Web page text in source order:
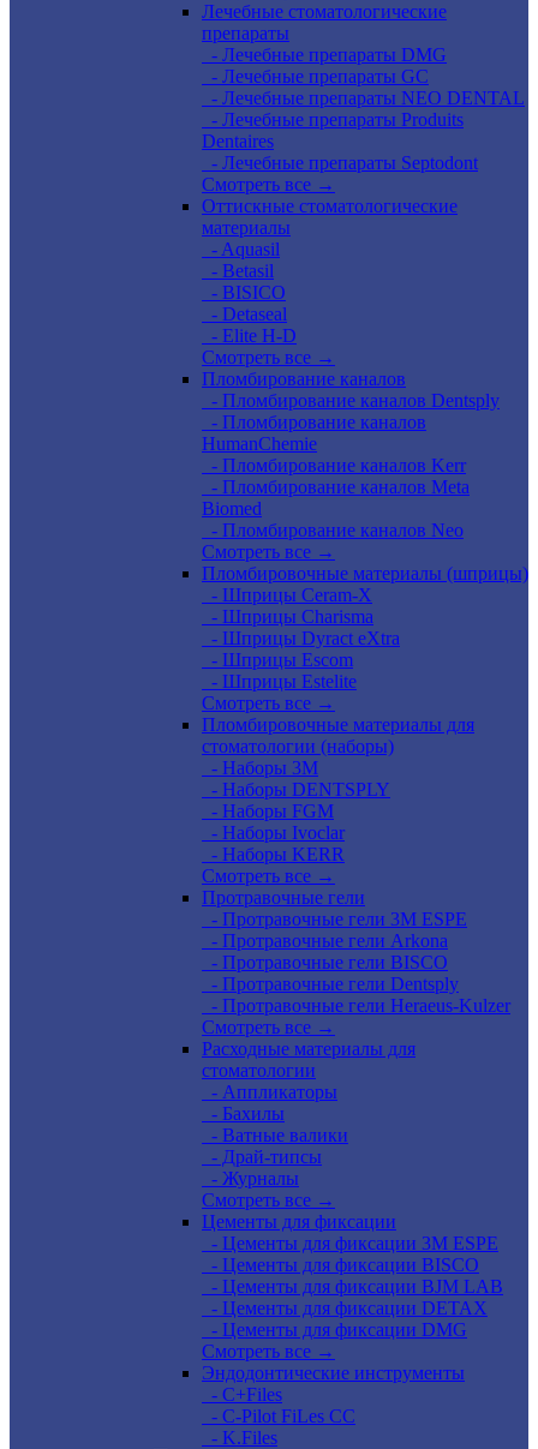
Лечебные стоматологические
препараты
- Лечебные препараты DMG
- Лечебные препараты GC
- Лечебные препараты NEO DENTAL
- Лечебные препараты Produits
Dentaires
- Лечебные препараты Septodont
Смотреть все →
Оттискные стоматологические
материалы
- Aquasil
- Betasil
- BISICO
- Detaseal
- Elite H-D
Смотреть все →
Пломбирование каналов
- Пломбирование каналов Dentsply
- Пломбирование каналов
HumanChemie
- Пломбирование каналов Kerr
- Пломбирование каналов Meta
Biomed
- Пломбирование каналов Neo
Смотреть все →
Пломбировочные материалы (шприцы)
- Шприцы Ceram-X
- Шприцы Charisma
- Шприцы Dyract eXtra
- Шприцы Escom
- Шприцы Estelite
Смотреть все →
Пломбировочные материалы для
стоматологии (наборы)
- Наборы 3М
- Наборы DENTSPLY
- Наборы FGM
- Наборы Ivoclar
- Наборы KERR
Смотреть все →
Протравочные гели
- Протравочные гели 3М ESPE
- Протравочные гели Arkona
- Протравочные гели BISCO
- Протравочные гели Dentsply
- Протравочные гели Heraeus-Kulzer
Смотреть все →
Расходные материалы для
стоматологии
- Аппликаторы
- Бахилы
- Ватные валики
- Драй-типсы
- Журналы
Смотреть все →
Цементы для фиксации
- Цементы для фиксации 3M ESPE
- Цементы для фиксации BISCO
- Цементы для фиксации BJM LAB
- Цементы для фиксации DETAX
- Цементы для фиксации DMG
Смотреть все →
Эндодонтические инструменты
- C+Files
- C-Pilot FiLes CC
- K.Files